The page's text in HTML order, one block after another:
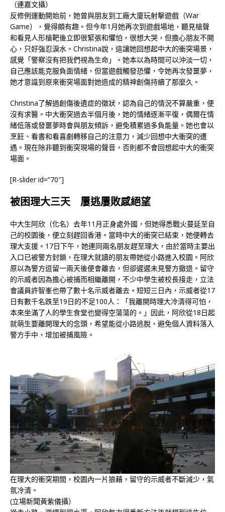
（連嘉文攝）
反修例運動開始前，她曾與朋友到工廠大廈玩射擊遊戲（War
Game），覺得頗有趣。但今年1月她再次到遊戲場地，聽見槍聲
和看見人形槍靶後立即很緊張和懼怕，很想大哭，但擔心朋友不開
心，只好強忍淚水。Christina說，這讓她回想起中大的衝突場景，
感覺「警察沒有把我們視為生命」。她本以為時間可以沖淡一切，
自己應該能克服負面情緒，但當遊戲觸發恐懼，令她再次發噩夢，
她才意識到原來衝突場面對她造成的精神創傷持續了那麼久。
Christina了解過創傷後遺症的徵狀，認為自己的情況不算嚴重，便
沒有求醫。中大衝突過去半個月後，她的情緒逐漸平復，偶爾在情
緒低落或發噩夢時會與朋友傾訴，避免積累過多負能量。她也會以
烹飪、看書和看喜劇轉移自己的注意力，減少回想中大衝突的遭
遇。現在除非聽到衝突現場的聲音，否則都不會回想起中大的衝突
場面。
[R-slider id=”70″]
被困理大三天 屢逃屢敗感絕望
中大生阿欣（化名）去年11月正身處外國，但她得悉戰火蔓延至自
己的校園後，便立刻趕回香港。當時中大的衝突已結束，她便轉去
理大支援。17日下午，她連同兩名朋友趕至理大，由於當時主要出
入口已被警方封鎖，在理大就讀的朋友帶她從小路進入校園。阿欣
原以為警方逗留一兩天後便會離去，但卻遲遲未見警方撤退。留守
的示威者因為擔心被捕而相繼離開，不少中學生被校長接走，立法
會議員許智峯也帶了數十名示威者離去。短短三日內，示威者從17
日有數千名跌至19日的不足100人：「我離開時理大冷清得可怕，
本來坐滿了人的學生食堂也變得空蕩蕩的。」因此，阿欣從18日起
就萌生要離開理大的念頭，希望能從小路逃脫，避免個人資料落入
警方手中，增加被捕風險。
在理大的衝突期間，校園內一片狼藉，留守的示威者不斷減少，氣
氛冷清。
(立場新聞黃紫儀攝）